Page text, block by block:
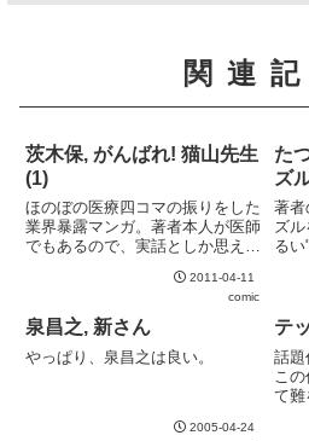
関連
茨木保, がんばれ! 猫山先生
(1)
ほのぼの医療四コマの振りをした
業界暴露マンガ。著者本人が医師
でもあるので、実話としか思えな
の格好良いところだけを切り抜い
たような医療マンガとは全く異な
るリアルな医師の生態が素晴らし
2011-04-11
comic
た
ズ
著者
ズ
る
ン
情
ので
泉昌之, 新さん
やっぱり、泉昌之は良い。
2005-04-24
テ
話題
こ
て難
箇